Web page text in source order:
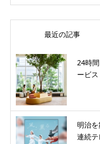
最近の記事
24時
ービ
明治
連続